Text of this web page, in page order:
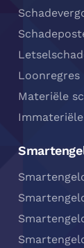
Loonregres
Materiële